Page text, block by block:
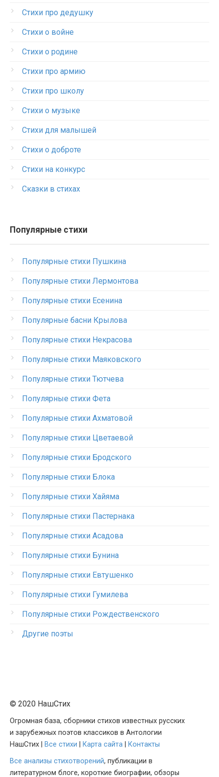
Стихи про дедушку
Стихи о войне
Стихи о родине
Стихи про армию
Стихи про школу
Стихи о музыке
Стихи для малышей
Стихи о доброте
Стихи на конкурс
Сказки в стихах
Популярные стихи
Популярные стихи Пушкина
Популярные стихи Лермонтова
Популярные стихи Есенина
Популярные басни Крылова
Популярные стихи Некрасова
Популярные стихи Маяковского
Популярные стихи Тютчева
Популярные стихи Фета
Популярные стихи Ахматовой
Популярные стихи Цветаевой
Популярные стихи Бродского
Популярные стихи Блока
Популярные стихи Хайяма
Популярные стихи Пастернака
Популярные стихи Асадова
Популярные стихи Бунина
Популярные стихи Евтушенко
Популярные стихи Гумилева
Популярные стихи Рождественского
Другие поэты
© 2020 НашСтих
Огромная база, сборники стихов известных русских
и зарубежных поэтов классиков в Антологии
НашСтих |
Все стихи Карта сайта
Контакты
Все анализы стихотворений, публикации в
литературном блоге, короткие биографии, обзоры